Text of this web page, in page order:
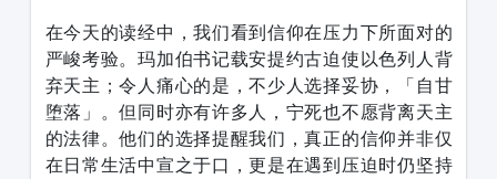
在今天的读经中，我们看到信仰在压力下所面对的
严峻考验。玛加伯书记载安提约古迫使以色列人背
弃天主；令人痛心的是，不少人选择妥协，「自甘
堕落」。但同时亦有许多人，宁死也不愿背离天主
的法律。他们的选择提醒我们，真正的信仰并非仅
在日常生活中宣之于口，更是在遇到压迫时仍坚持